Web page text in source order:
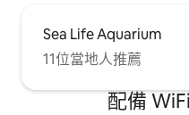
Sea Life Aquarium
11位當地人推薦
配備